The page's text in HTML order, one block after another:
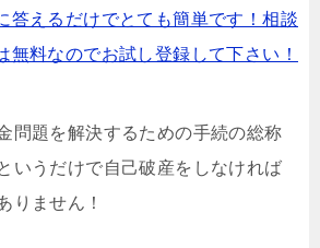
答えるだけでとても簡単です！相談
無料なのでお試し登録して下さい！
問題を解決するための手続の総称
いうだけで自己破産をしなければ
りません！